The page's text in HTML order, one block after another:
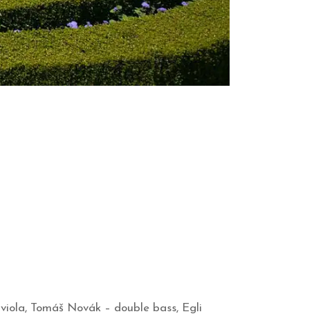
Tomáš Novák – double bass, Egli